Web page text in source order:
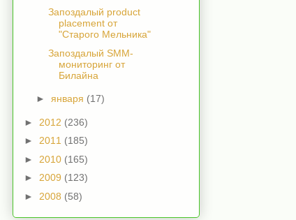
Запоздалый product
placement от
"Старого Мельника"
Запоздалый SMM-
мониторинг от
Билайна
► января (17)
► 2012 (236)
► 2011 (185)
► 2010 (165)
► 2009 (123)
► 2008 (58)